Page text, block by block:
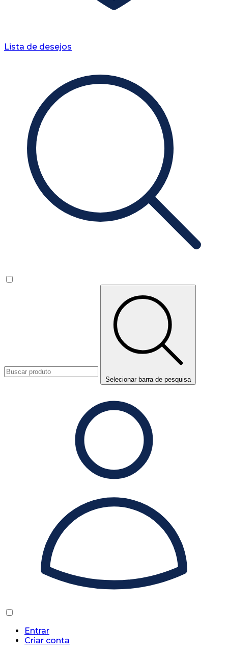
Lista de desejos
Selecionar barra de pesquisa
Entrar
Criar conta